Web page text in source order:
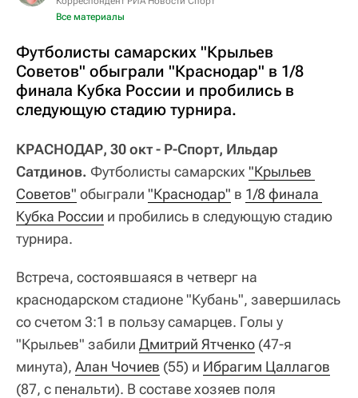
Все материалы
Футболисты самарских "Крыльев
Советов" обыграли "Краснодар" в 1/8
финала Кубка России и пробились в
следующую стадию турнира.
КРАСНОДАР, 30 окт - Р-Спорт, Ильдар
Сатдинов. Футболисты самарских "Крыльев
Советов" обыграли "Краснодар" в 1/8 финала
Кубка России и пробились в следующую стадию
турнира.
Встреча, состоявшаяся в четверг на
краснодарском стадионе "Кубань", завершилась
со счетом 3:1 в пользу самарцев. Голы у
"Крыльев" забили Дмитрий Ятченко (47-я
минута), Алан Чочиев (55) и Ибрагим Цаллагов
(87, с пенальти). В составе хозяев поля